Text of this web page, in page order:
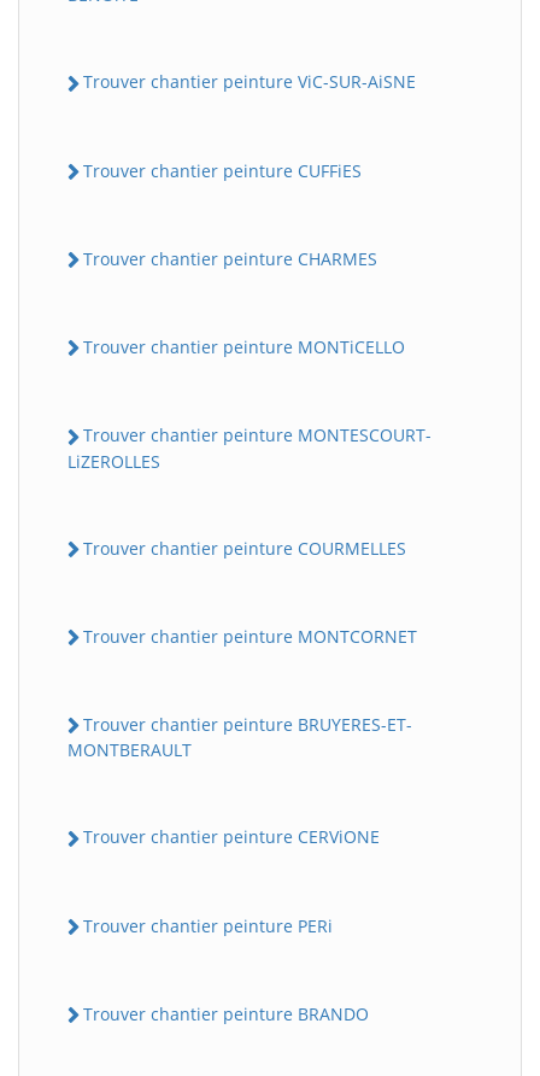
Trouver chantier peinture ViC-SUR-AiSNE
Trouver chantier peinture CUFFiES
Trouver chantier peinture CHARMES
Trouver chantier peinture MONTiCELLO
Trouver chantier peinture MONTESCOURT-
LiZEROLLES
Trouver chantier peinture COURMELLES
Trouver chantier peinture MONTCORNET
Trouver chantier peinture BRUYERES-ET-
MONTBERAULT
Trouver chantier peinture CERViONE
Trouver chantier peinture PERi
Trouver chantier peinture BRANDO